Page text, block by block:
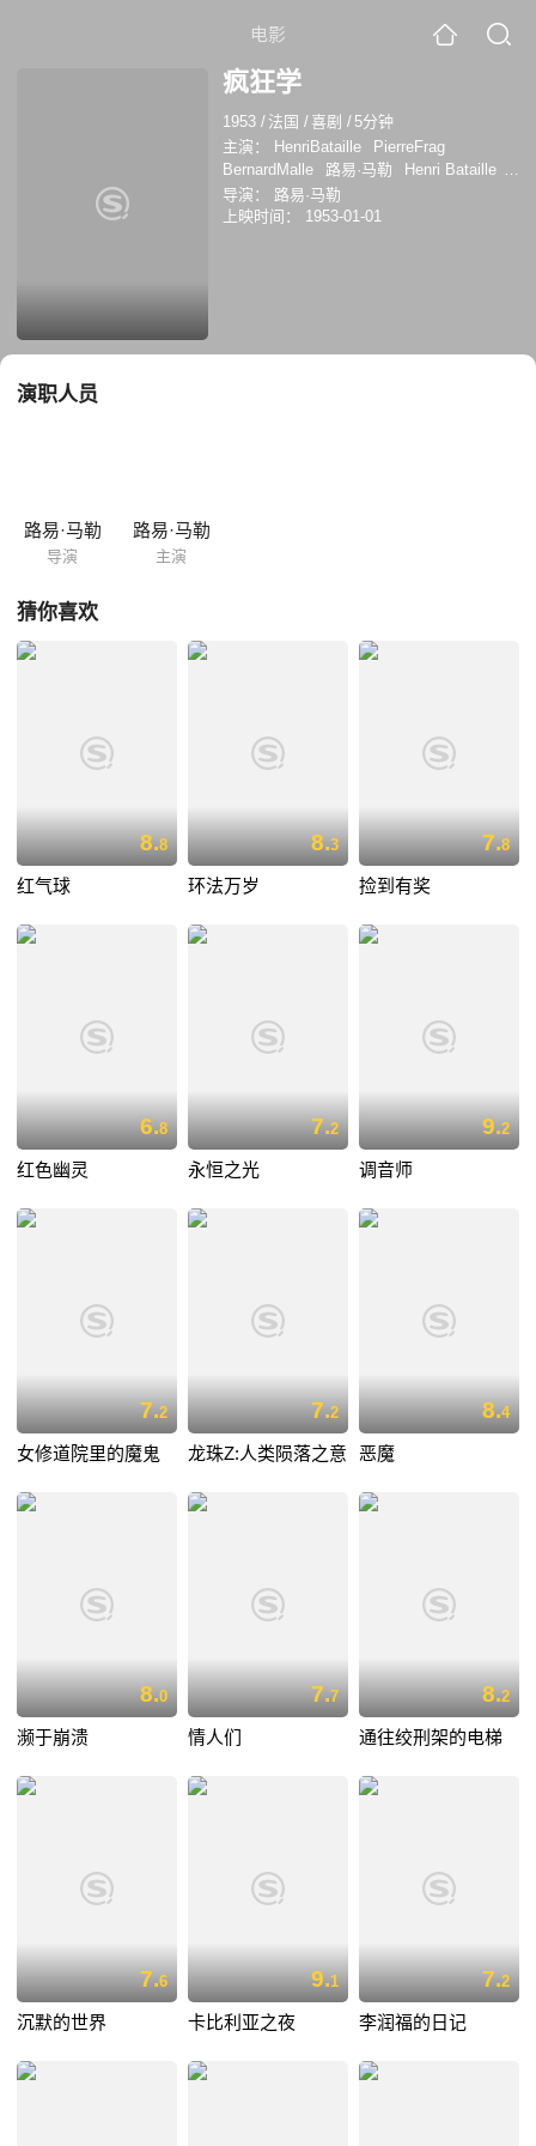
电影
疯狂学
1953 / 法国 /喜剧 / 5分钟
主演：
HenriBataille
PierreFrag
BernardMalle
路易·马勒
Henri Bataille
Pierre Frag
Bernard Malle
导演：
路易·马勒
上映时间：
1953-01-01
演职人员
路易·马勒
导演
路易·马勒
主演
猜你喜欢
8.8
红气球
8.3
环法万岁
7.8
捡到有奖
6.8
红色幽灵
7.2
永恒之光
9.2
调音师
7.2
女修道院里的魔鬼
7.2
龙珠Z:人类陨落之意
8.4
恶魔
8.0
濒于崩溃
7.7
情人们
8.2
通往绞刑架的电梯
7.6
沉默的世界
9.1
卡比利亚之夜
7.2
李润福的日记